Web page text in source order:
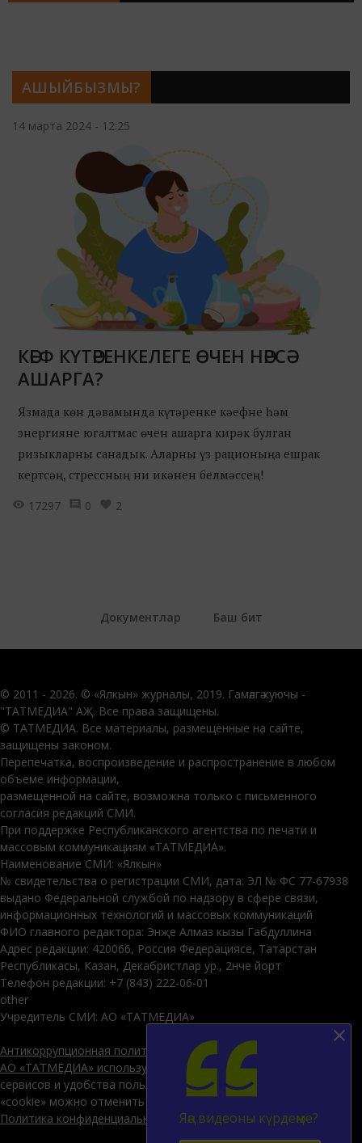
АШЫЙБЫЗМЫ?
14 марта 2024 - 12:25
КӘЕФ КҮТӘРЕНКЕЛЕГЕ ӨЧЕН НӘРСӘ
АШАРГА?
Язмада көн дәвамында күтәренке кәефне һәм
энергияне югалтмас өчен ашарга кирәк булган
ризыкларны санадык. Аларны үз рационыңа ешрак
кертсәң, стрессның ни икәнен белмәссең!
17297
0 2
Документлар Баш бит
© 2011 - 2026. © «Ялкын» журналы, 2019. Гамәлгә куючы -
"ТАТМЕДИА" АҖ. Все права защищены.
© ТАТМЕДИА. Все материалы, размещенные на сайте,
защищены законом.
Перепечатка, воспроизведение и распространение в любом
объеме информации,
размещенной на сайте, возможна только с письменного
согласия редакций СМИ.
При поддержке Республиканского агентства по печати и
массовым коммуникациям «ТАТМЕДИА».
Наименование СМИ: «Ялкын»
№ свидетельства о регистрации СМИ, дата: ЭЛ № ФС 77-67938
выдано Федеральной службой по надзору в сфере связи,
информационных технологий и массовых коммуникаций
ФИО главного редактора: Энҗе Алмаз кызы Габдуллина
Адрес редакции: 420066, Россия Федерациясе, Татарстан
Республикасы, Казан, Декабристлар ур., 2нче йорт
Телефон редакции: +7 (843) 222-06-01
other
Учредитель СМИ: АО «ТАТМЕДИА»
Антикоррупционная политика
АО «ТАТМЕДИА» использует «cookie»для персонализации
сервисов и удобства пользователей сайтом. Использование
«cookie» можно отменить в настройках браузера.
Политика конфиденциальности
Яңа видеоны күрдеңме?